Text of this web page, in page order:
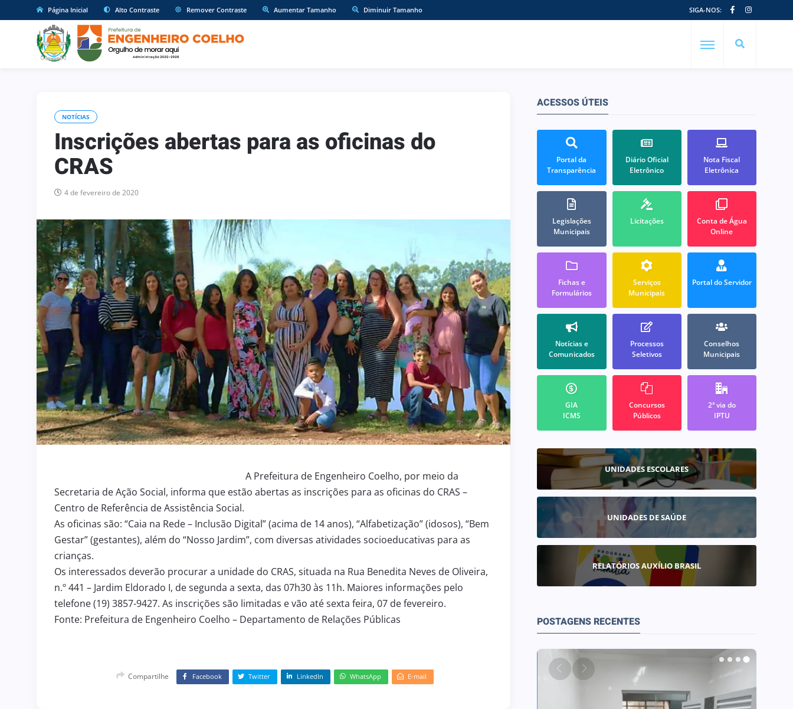
Página Inicial Alto Contraste Remover Contraste Aumentar Tamanho Diminuir Tamanho SIGA-NOS:
NOTÍCIAS
Inscrições abertas para as oficinas do
CRAS
4 de fevereiro de 2020
A Prefeitura de Engenheiro Coelho, por meio da
Secretaria de Ação Social, informa que estão abertas as inscrições para as oficinas do CRAS –
Centro de Referência de Assistência Social.
As oficinas são: “Caia na Rede – Inclusão Digital” (acima de 14 anos), “Alfabetização” (idosos), “Bem
Gestar” (gestantes), além do “Nosso Jardim”, com diversas atividades socioeducativas para as
crianças.
Os interessados deverão procurar a unidade do CRAS, situada na Rua Benedita Neves de Oliveira,
n.º 441 – Jardim Eldorado I, de segunda a sexta, das 07h30 às 11h. Maiores informações pelo
telefone (19) 3857-9427. As inscrições são limitadas e vão até sexta feira, 07 de fevereiro.
Fonte: Prefeitura de Engenheiro Coelho – Departamento de Relações Públicas
Compartilhe Facebook Twitter LinkedIn WhatsApp E-mail
ACESSOS ÚTEIS
Portal da
Transparência
Diário Oficial
Eletrônico
Nota Fiscal
Eletrônica
Legislações
Municipais
Licitações
Conta de Água
Online
Fichas e
Formulários
Serviços
Municipais
Portal do Servidor
Notícias e
Comunicados
Processos
Seletivos
Conselhos
Municipais
GIA
ICMS
Concursos
Públicos
2ª via do
IPTU
UNIDADES ESCOLARES
UNIDADES DE SAÚDE
RELATÓRIOS AUXÍLIO BRASIL
POSTAGENS RECENTES